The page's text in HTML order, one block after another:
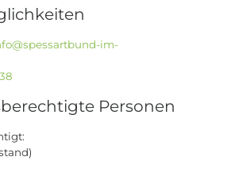
im-
Personen
)